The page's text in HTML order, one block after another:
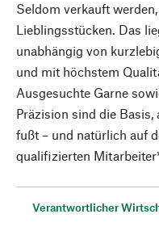
Seldom verkauft
Lieblingsstücken. Das
unabhängig von
und mit höchstem
Ausgesuchte Garne
Präzision sind die
fußt – und natürlich auf
qualifizierten
Verantwortlicher